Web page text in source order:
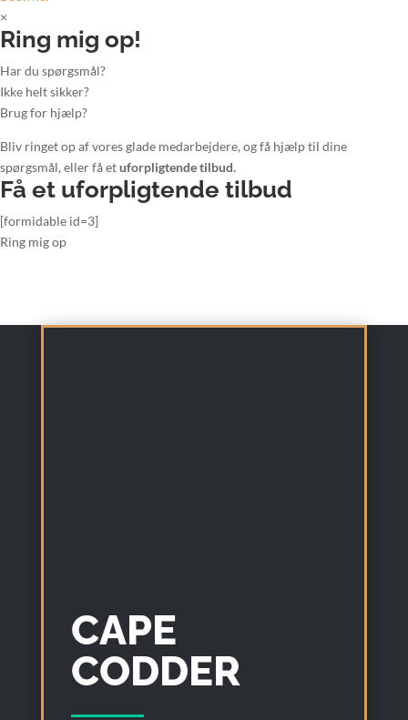
×
Ring mig op!
Har du spørgsmål?
Ikke helt sikker?
Brug for hjælp?
Bliv ringet op af vores glade medarbejdere, og få hjælp til dine
spørgsmål, eller få etuforpligtende tilbud.
Få et uforpligtende tilbud
[formidable id=3]
Ring mig op
CAPE
CODDER